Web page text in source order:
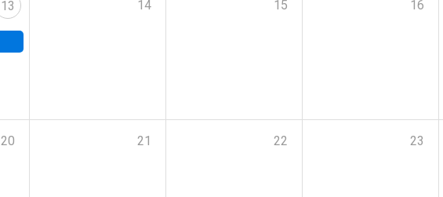
13 14 15 16
20 21 22 23